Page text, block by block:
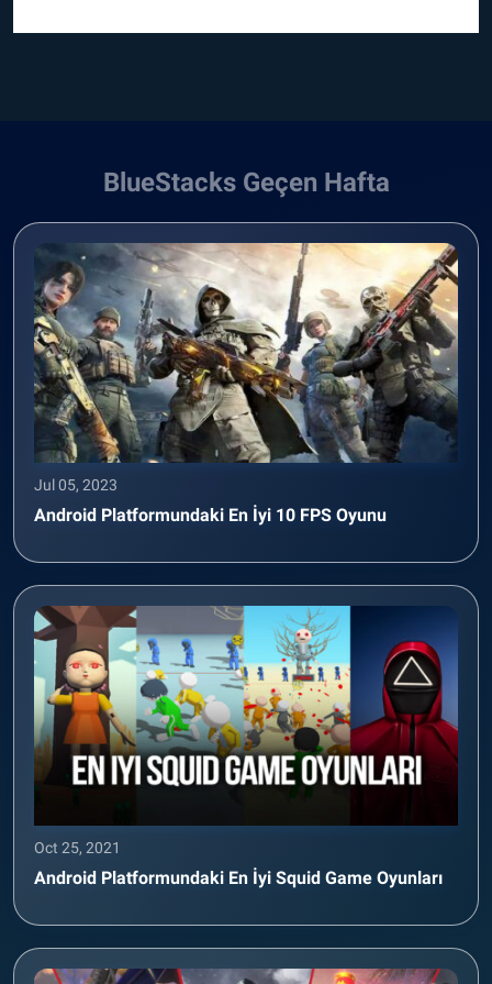
BlueStacks Geçen Hafta
Jul 05, 2023
Android Platformundaki En İyi 10 FPS Oyunu
Oct 25, 2021
Android Platformundaki En İyi Squid Game Oyunları